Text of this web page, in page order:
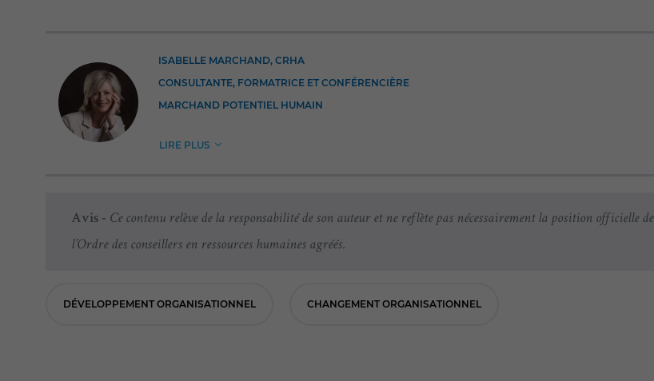
ISABELLE MARCHAND, CRHA
CONSULTANTE, FORMATRICE ET CONFÉRENCIÈRE
MARCHAND POTENTIEL HUMAIN
LIRE PLUS
Avis - Ce contenu relève de la responsabilité de son auteur et ne reflète pas nécessairement la position officielle de
l’Ordre des conseillers en ressources humaines agréés.
DÉVELOPPEMENT ORGANISATIONNEL CHANGEMENT ORGANISATIONNEL